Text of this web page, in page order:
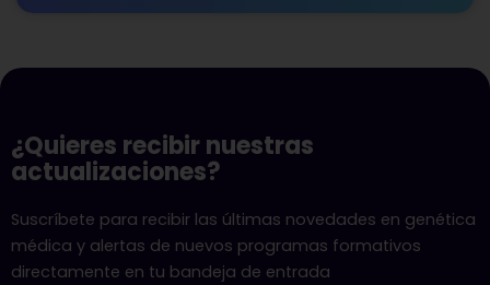
¿Quieres recibir nuestras
actualizaciones?
Suscríbete para recibir las últimas novedades en genética
médica y alertas de nuevos programas formativos
directamente en tu bandeja de entrada